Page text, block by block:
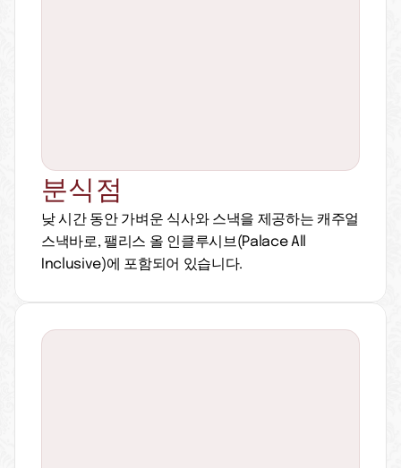
분식점
낮 시간 동안 가벼운 식사와 스낵을 제공하는 캐주얼
스낵바로, 팰리스 올 인클루시브(Palace All
Inclusive)에 포함되어 있습니다.